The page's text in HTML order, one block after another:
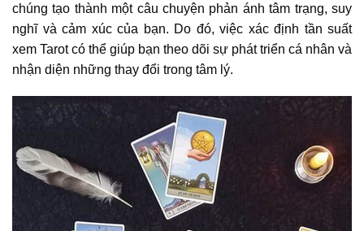
chúng tạo thành một câu chuyện phản ánh tâm trạng, suy
nghĩ và cảm xúc của bạn. Do đó, việc xác định tần suất
xem Tarot có thể giúp bạn theo dõi sự phát triển cá nhân và
nhận diện những thay đổi trong tâm lý.